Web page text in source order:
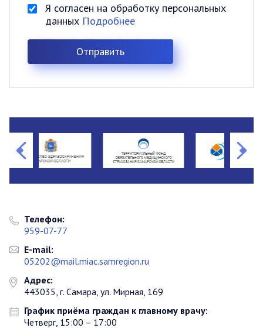
Я согласен на обработку персональных
данных Подробнее
Телефон:
959-07-77
E-mail:
05202@mail.miac.samregion.ru
Адрес:
443035, г. Самара, ул. Мирная, 169
График приёма граждан к главному врачу:
Четверг, 15:00 – 17:00